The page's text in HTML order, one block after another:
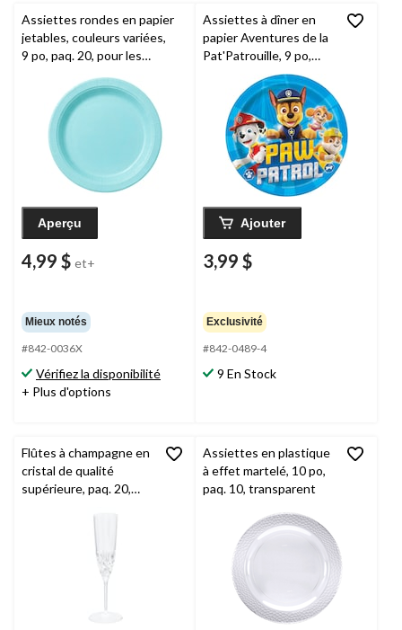
Assiettes rondes en papier
jetables, couleurs variées,
9 po, paq. 20, pour les
prénatales et les mariages
Aperçu
4,99 $ et+
Mieux notés
#842-0036X
Vérifiez la disponibilité
+ Plus d'options
Assiettes à dîner en
papier Aventures de la
Pat'Patrouille, 9 po,
Ajouter
3,99 $
Exclusivité
#842-0489-4
9 En Stock
Flûtes à champagne en
cristal de qualité
supérieure, paq. 20,
Assiettes en plastique
à effet martelé, 10 po,
paq. 10, transparent